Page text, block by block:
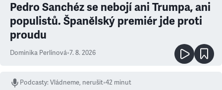
Pedro Sanchéz se nebojí ani Trumpa, ani
populistů. Španělský premiér jde proti
proudu
Dominika Perlínová•7. 8. 2026
Podcasty:Vládneme, nerušit•42 minut